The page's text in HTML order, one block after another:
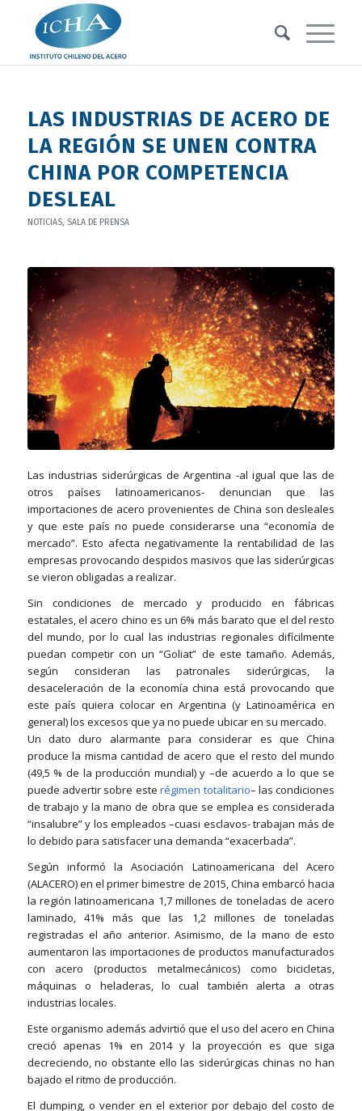
LAS INDUSTRIAS DE ACERO DE
LA REGIÓN SE UNEN CONTRA
CHINA POR COMPETENCIA
DESLEAL
NOTICIAS, SALA DE PRENSA
Las industrias siderúrgicas de Argentina -al igual que las de
otros países latinoamericanos- denuncian que las
importaciones de acero provenientes de China son desleales
y que este país no puede considerarse una “economía de
mercado”. Esto afecta negativamente la rentabilidad de las
empresas provocando despidos masivos que las siderúrgicas
se vieron obligadas a realizar.
Sin condiciones de mercado y producido en fábricas
estatales, el acero chino es un 6% más barato que el del resto
del mundo, por lo cual las industrias regionales difícilmente
puedan competir con un “Goliat” de este tamaño. Además,
según consideran las patronales siderúrgicas, la
desaceleración de la economía china está provocando que
este país quiera colocar en Argentina (y Latinoamérica en
general) los excesos que ya no puede ubicar en su mercado.
Un dato duro alarmante para considerar es que China
produce la misma cantidad de acero que el resto del mundo
(49,5 % de la producción mundial) y –de acuerdo a lo que se
puede advertir sobre esterégimen totalitario– las condiciones
de trabajo y la mano de obra que se emplea es considerada
“insalubre” y los empleados –cuasi esclavos- trabajan más de
lo debido para satisfacer una demanda “exacerbada”.
Según informó la Asociación Latinoamericana del Acero
(ALACERO) en el primer bimestre de 2015, China embarcó hacia
la región latinoamericana 1,7 millones de toneladas de acero
laminado, 41% más que las 1,2 millones de toneladas
registradas el año anterior. Asimismo, de la mano de esto
aumentaron las importaciones de productos manufacturados
con acero (productos metalmecánicos) como bicicletas,
máquinas o heladeras, lo cual también alerta a otras
industrias locales.
Este organismo además advirtió que el uso del acero en China
creció apenas 1% en 2014 y la proyección es que siga
decreciendo, no obstante ello las siderúrgicas chinas no han
bajado el ritmo de producción.
El dumping, o vender en el exterior por debajo del costo de